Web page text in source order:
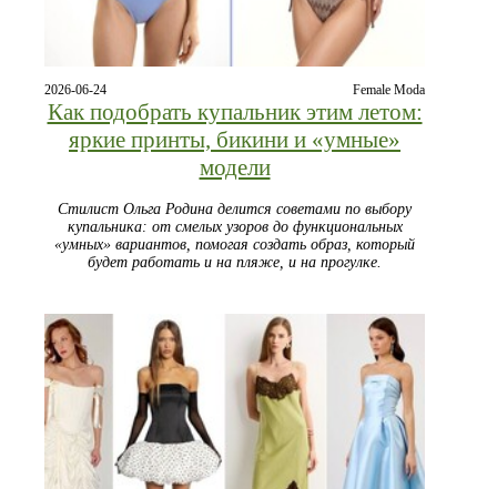
2026-06-24 Female Moda
Как подобрать купальник этим летом:
яркие принты, бикини и «умные»
модели
Стилист Ольга Родина делится советами по выбору
купальника: от смелых узоров до функциональных
«умных» вариантов, помогая создать образ, который
будет работать и на пляже, и на прогулке.